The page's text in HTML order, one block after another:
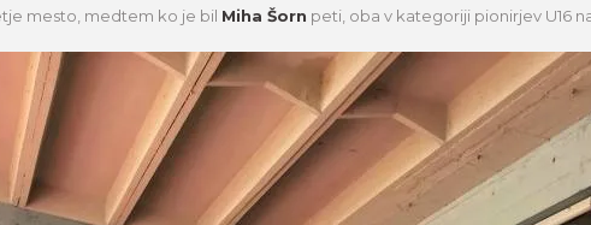
mesto, medtem ko je bil Miha Šorn peti, oba v kategoriji pionirjev U16